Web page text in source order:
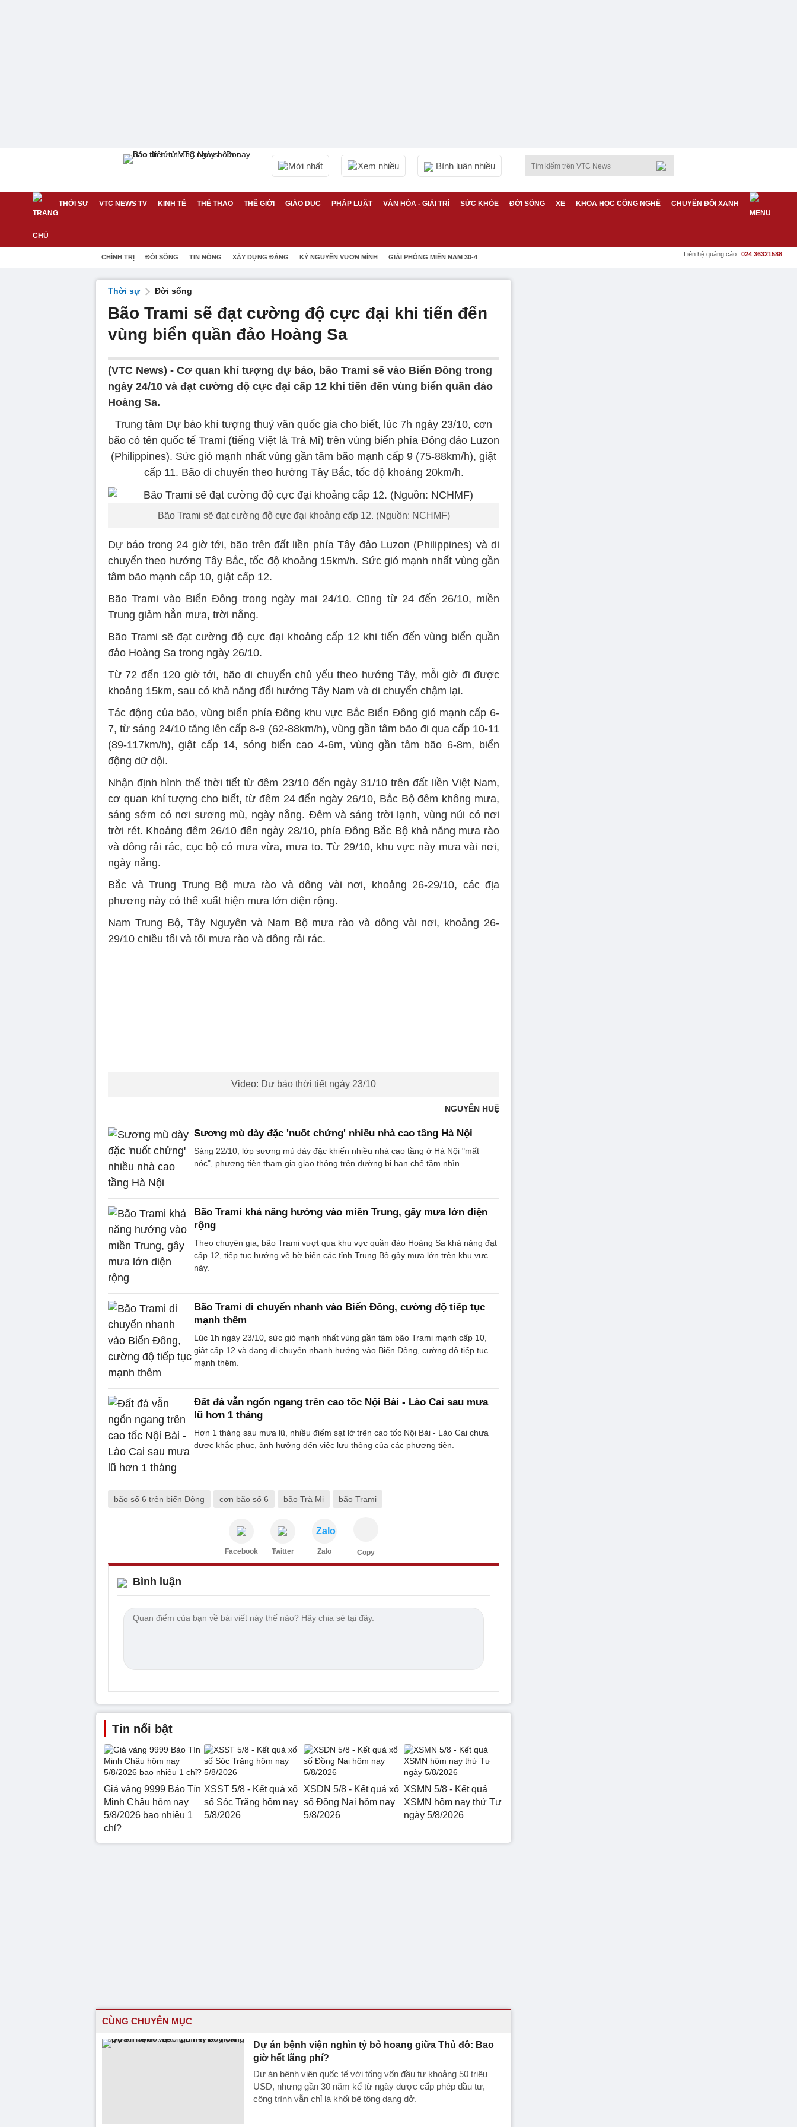
Mới nhất Xem nhiều Bình luận nhiều
THỜI SỰ VTC NEWS TV KINH TẾ THỂ THAO THẾ GIỚI GIÁO DỤC PHÁP LUẬT VĂN HÓA - GIẢI TRÍ SỨC KHỎE ĐỜI SỐNG XE KHOA HỌC CÔNG NGHỆ CHUYỂN ĐỔI XANH
CHÍNH TRỊ ĐỜI SỐNG TIN NÓNG XÂY DỰNG ĐẢNG KỶ NGUYÊN VƯƠN MÌNH GIẢI PHÓNG MIỀN NAM 30-4 Liên hệ quảng cáo: 024 36321588
Thời sự Đời sống
Bão Trami sẽ đạt cường độ cực đại khi tiến đến
vùng biển quần đảo Hoàng Sa
(VTC News) - Cơ quan khí tượng dự báo, bão Trami sẽ vào Biển Đông trong
ngày 24/10 và đạt cường độ cực đại cấp 12 khi tiến đến vùng biển quần đảo
Hoàng Sa.
Trung tâm Dự báo khí tượng thuỷ văn quốc gia cho biết, lúc 7h ngày 23/10, cơn
bão có tên quốc tế Trami (tiếng Việt là Trà Mi) trên vùng biển phía Đông đảo Luzon
(Philippines). Sức gió mạnh nhất vùng gần tâm bão mạnh cấp 9 (75-88km/h), giật
cấp 11. Bão di chuyển theo hướng Tây Bắc, tốc độ khoảng 20km/h.
Bão Trami sẽ đạt cường độ cực đại khoảng cấp 12. (Nguồn: NCHMF)
Dự báo trong 24 giờ tới, bão trên đất liền phía Tây đảo Luzon (Philippines) và di
chuyển theo hướng Tây Bắc, tốc độ khoảng 15km/h. Sức gió mạnh nhất vùng gần
tâm bão mạnh cấp 10, giật cấp 12.
Bão Trami vào Biển Đông trong ngày mai 24/10. Cũng từ 24 đến 26/10, miền
Trung giảm hẳn mưa, trời nắng.
Bão Trami sẽ đạt cường độ cực đại khoảng cấp 12 khi tiến đến vùng biển quần
đảo Hoàng Sa trong ngày 26/10.
Từ 72 đến 120 giờ tới, bão di chuyển chủ yếu theo hướng Tây, mỗi giờ đi được
khoảng 15km, sau có khả năng đổi hướng Tây Nam và di chuyển chậm lại.
Tác động của bão, vùng biển phía Đông khu vực Bắc Biển Đông gió mạnh cấp 6-
7, từ sáng 24/10 tăng lên cấp 8-9 (62-88km/h), vùng gần tâm bão đi qua cấp 10-11
(89-117km/h), giật cấp 14, sóng biển cao 4-6m, vùng gần tâm bão 6-8m, biển
động dữ dội.
Nhận định hình thế thời tiết từ đêm 23/10 đến ngày 31/10 trên đất liền Việt Nam,
cơ quan khí tượng cho biết, từ đêm 24 đến ngày 26/10, Bắc Bộ đêm không mưa,
sáng sớm có nơi sương mù, ngày nắng. Đêm và sáng trời lạnh, vùng núi có nơi
trời rét. Khoảng đêm 26/10 đến ngày 28/10, phía Đông Bắc Bộ khả năng mưa rào
và dông rải rác, cục bộ có mưa vừa, mưa to. Từ 29/10, khu vực này mưa vài nơi,
ngày nắng.
Bắc và Trung Trung Bộ mưa rào và dông vài nơi, khoảng 26-29/10, các địa
phương này có thể xuất hiện mưa lớn diện rộng.
Nam Trung Bộ, Tây Nguyên và Nam Bộ mưa rào và dông vài nơi, khoảng 26-
29/10 chiều tối và tối mưa rào và dông rải rác.
Video: Dự báo thời tiết ngày 23/10
NGUYỄN HUỆ
Sương mù dày đặc 'nuốt chửng' nhiều nhà cao tầng Hà Nội
Sáng 22/10, lớp sương mù dày đặc khiến nhiều nhà cao tầng ở Hà Nội "mất
nóc", phương tiện tham gia giao thông trên đường bị hạn chế tầm nhìn.
Bão Trami khả năng hướng vào miền Trung, gây mưa lớn diện
rộng
Theo chuyên gia, bão Trami vượt qua khu vực quần đảo Hoàng Sa khả năng đạt
cấp 12, tiếp tục hướng về bờ biển các tỉnh Trung Bộ gây mưa lớn trên khu vực
này.
Bão Trami di chuyển nhanh vào Biển Đông, cường độ tiếp tục
mạnh thêm
Lúc 1h ngày 23/10, sức gió mạnh nhất vùng gần tâm bão Trami mạnh cấp 10,
giật cấp 12 và đang di chuyển nhanh hướng vào Biển Đông, cường độ tiếp tục
mạnh thêm.
Đất đá vẫn ngổn ngang trên cao tốc Nội Bài - Lào Cai sau mưa
lũ hơn 1 tháng
Hơn 1 tháng sau mưa lũ, nhiều điểm sạt lở trên cao tốc Nội Bài - Lào Cai chưa
được khắc phục, ảnh hưởng đến việc lưu thông của các phương tiện.
bão số 6 trên biển Đông cơn bão số 6 bão Trà Mi bão Trami
Facebook Twitter
Zalo
Zalo Copy
Bình luận
Tin nổi bật
Giá vàng 9999 Bảo Tín
Minh Châu hôm nay
5/8/2026 bao nhiêu 1
chỉ?
XSST 5/8 - Kết quả xổ
số Sóc Trăng hôm nay
5/8/2026
XSDN 5/8 - Kết quả xổ
số Đồng Nai hôm nay
5/8/2026
XSMN 5/8 - Kết quả
XSMN hôm nay thứ Tư
ngày 5/8/2026
CÙNG CHUYÊN MỤC
Dự án bệnh viện nghìn tỷ bỏ hoang giữa Thủ đô: Bao
giờ hết lãng phí?
Dự án bệnh viện quốc tế với tổng vốn đầu tư khoảng 50 triệu
USD, nhưng gần 30 năm kể từ ngày được cấp phép đầu tư,
công trình vẫn chỉ là khối bê tông dang dở.